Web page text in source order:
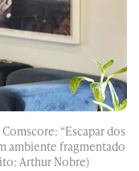
“Escapar dos
ambiente fragmentado
Arthur Nobre)